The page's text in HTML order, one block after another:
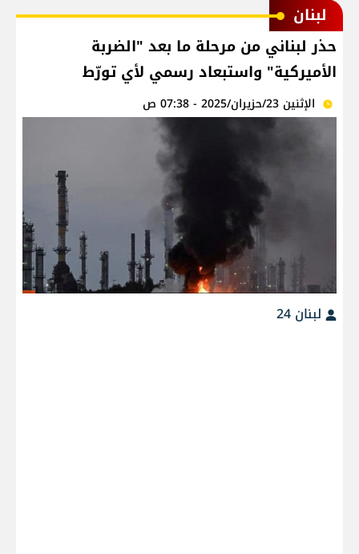
لبنان
حذر لبناني من مرحلة ما بعد "الضربة
الأميركية" واستبعاد رسمي لأي تورّط
الإثنين 23/حزيران/2025 - 07:38 ص
لبنان 24